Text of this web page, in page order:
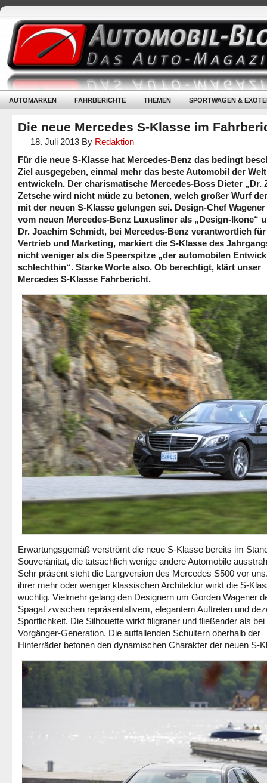
AUTOMARKEN FAHRBERICHTE THEMEN SPORTWAGEN &
Die neue Mercedes S-Klasse im
18. Juli 2013 By Redaktion
Für die neue S-Klasse hat Mercedes-Benz das bedingt
Ziel ausgegeben, einmal mehr das beste Automobil der
entwickeln. Der charismatische Mercedes-Boss Dieter „Dr.
Zetsche wird nicht müde zu betonen, welch großer Wurf
mit der neuen S-Klasse gelungen sei. Design-Chef
vom neuen Mercedes-Benz Luxusliner als „Design-Ikone“
Dr. Joachim Schmidt, bei Mercedes-Benz verantwortlich für
Vertrieb und Marketing, markiert die S-Klasse des
nicht weniger als die Speerspitze „der automobilen
schlechthin“. Starke Worte also. Ob berechtigt, klärt unser
Mercedes S-Klasse Fahrbericht.
Erwartungsgemäß verströmt die neue S-Klasse bereits im
Souveränität, die tatsächlich wenige andere Automobile
Sehr präsent steht die Langversion des Mercedes S500 vor
ihrer mehr oder weniger klassischen Architektur wirkt die S-
wuchtig. Vielmehr gelang den Designern um Gorden Wagener
Spagat zwischen repräsentativem, elegantem Auftreten und
Sportlichkeit. Die Silhouette wirkt filigraner und fließender als bei
Vorgänger-Generation. Die auffallenden Schultern oberhalb der
Hinterräder betonen den dynamischen Charakter der neuen S-